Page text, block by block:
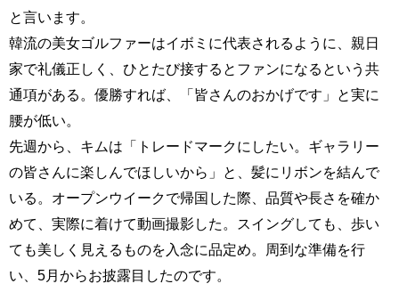
と言います。
韓流の美女ゴルファーはイボミに代表されるように、親日
家で礼儀正しく、ひとたび接するとファンになるという共
通項がある。優勝すれば、「皆さんのおかげです」と実に
腰が低い。
先週から、キムは「トレードマークにしたい。ギャラリー
の皆さんに楽しんでほしいから」と、髪にリボンを結んで
いる。オープンウイークで帰国した際、品質や長さを確か
めて、実際に着けて動画撮影した。スイングしても、歩い
ても美しく見えるものを入念に品定め。周到な準備を行
い、5月からお披露目したのです。